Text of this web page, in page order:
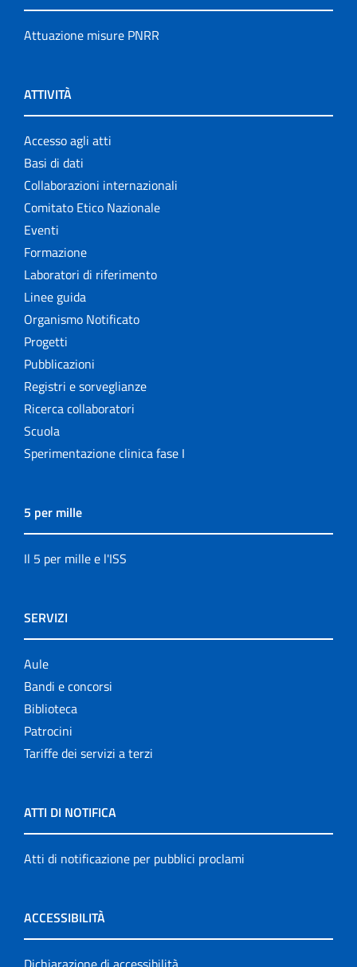
Attuazione misure PNRR
ATTIVITÀ
Accesso agli atti
Basi di dati
Collaborazioni internazionali
Comitato Etico Nazionale
Eventi
Formazione
Laboratori di riferimento
Linee guida
Organismo Notificato
Progetti
Pubblicazioni
Registri e sorveglianze
Ricerca collaboratori
Scuola
Sperimentazione clinica fase I
5 per mille
Il 5 per mille e l'ISS
SERVIZI
Aule
Bandi e concorsi
Biblioteca
Patrocini
Tariffe dei servizi a terzi
ATTI DI NOTIFICA
Atti di notificazione per pubblici proclami
ACCESSIBILITÀ